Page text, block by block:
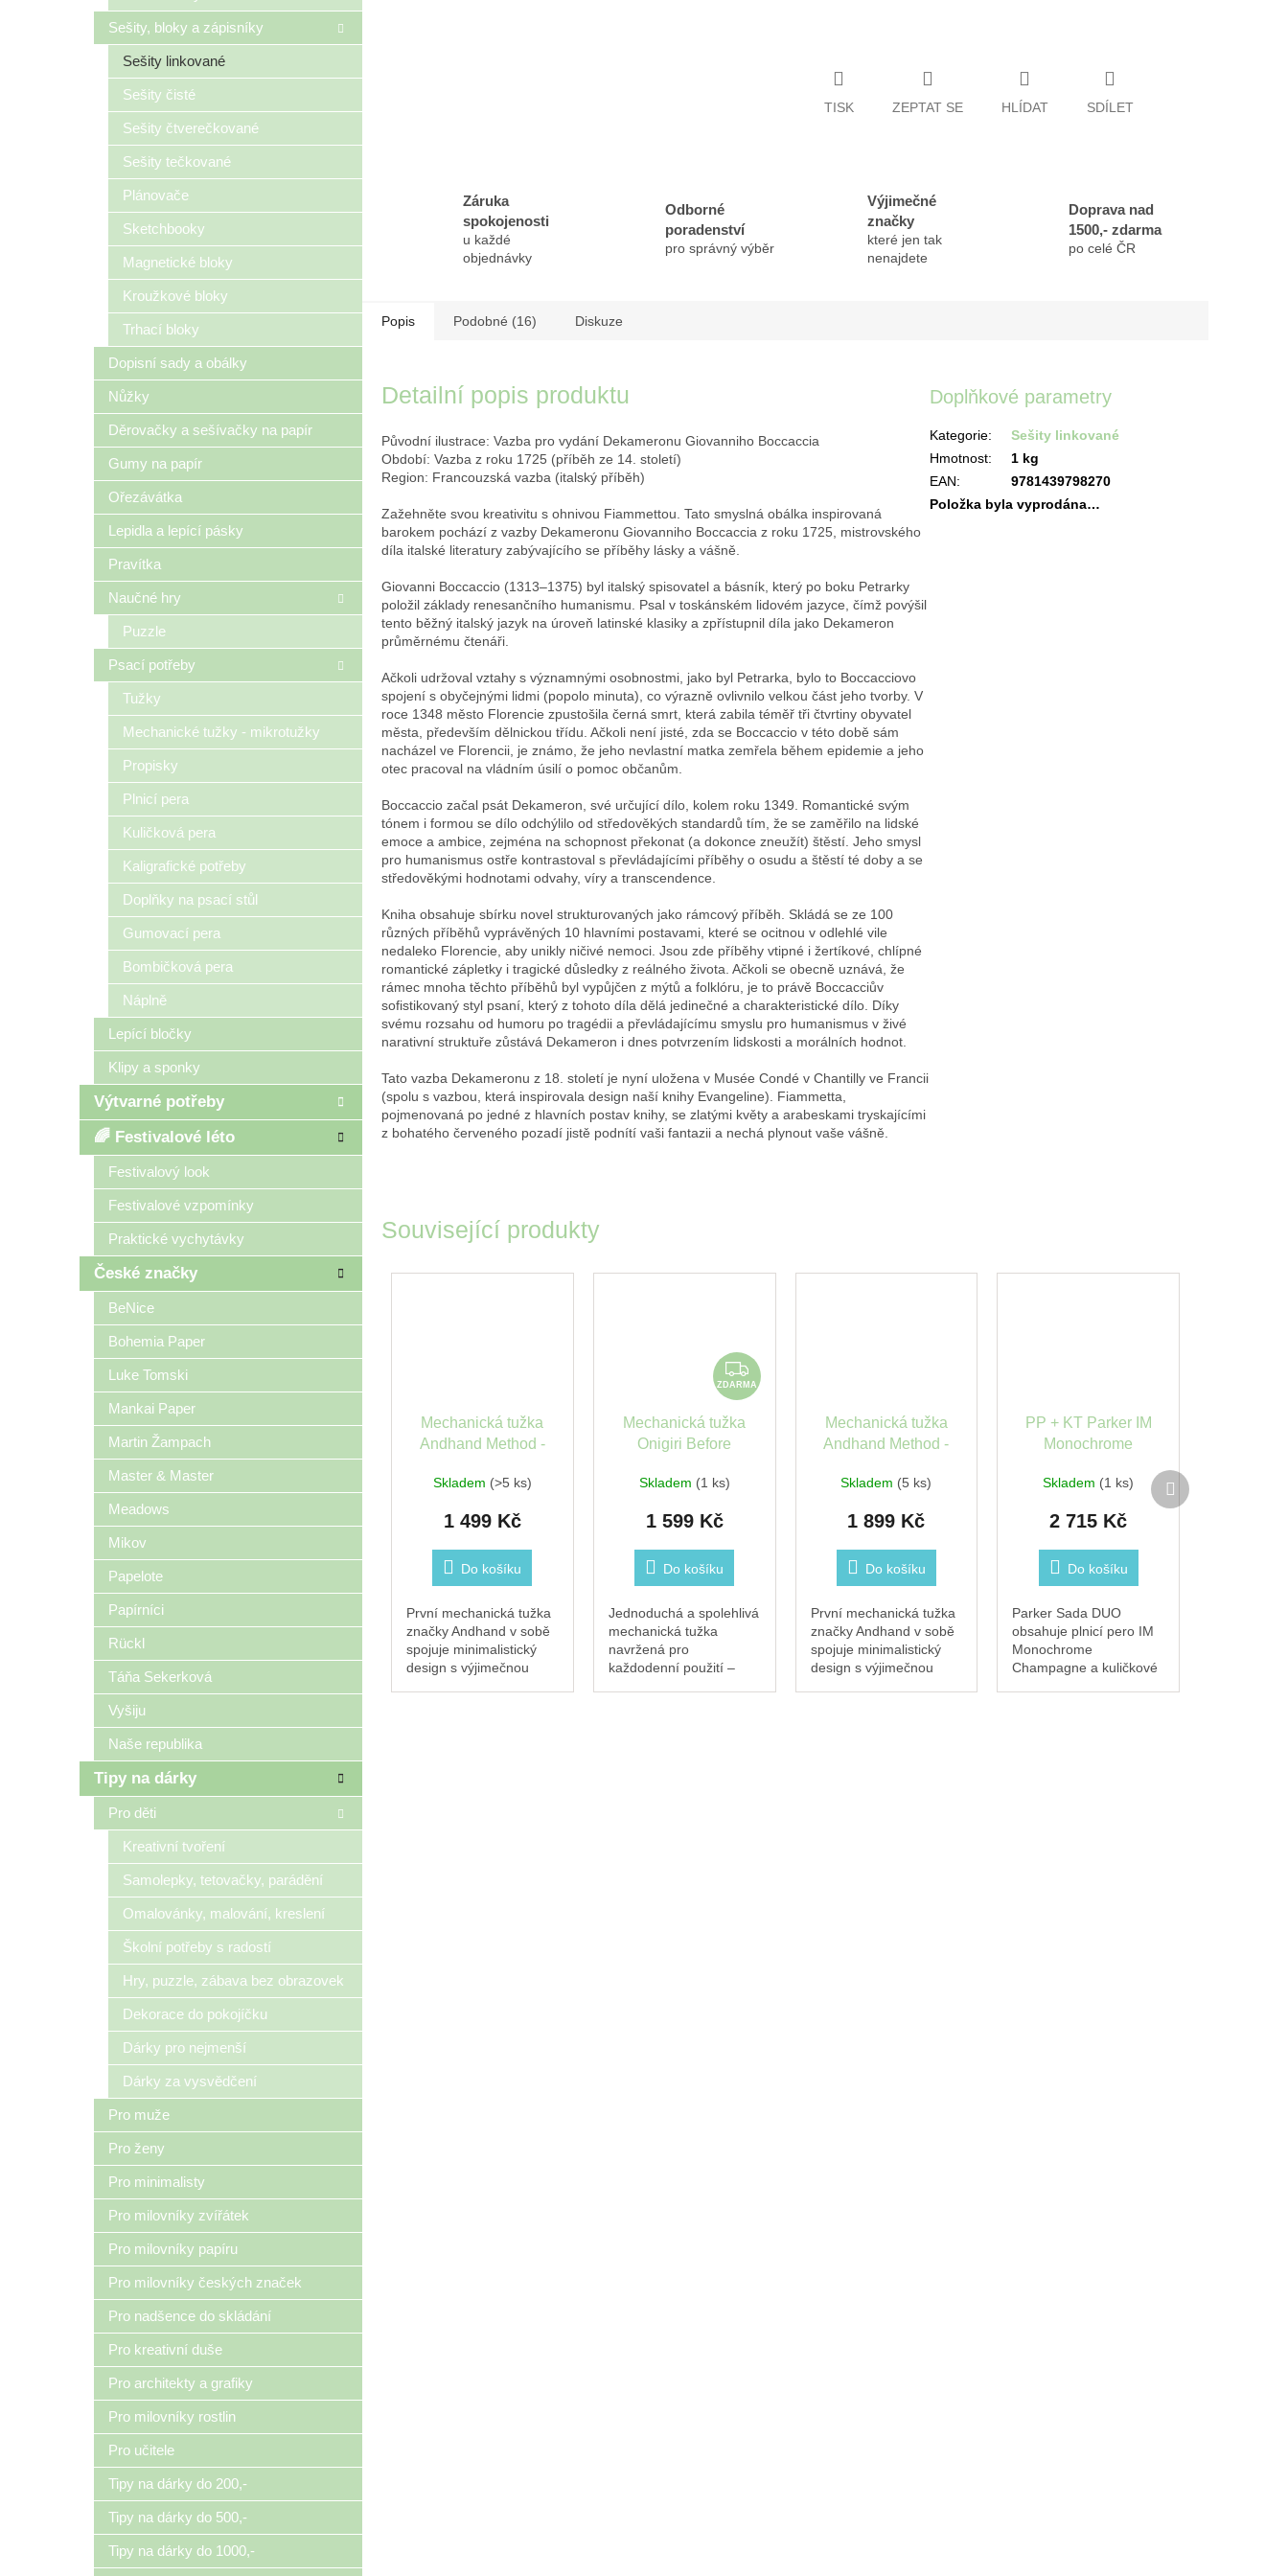
Sešity, bloky a zápisníky
Sešity linkované
Sešity čisté
Sešity čtverečkované
Sešity tečkované
Plánovače
Sketchbooky
Magnetické bloky
Kroužkové bloky
Trhací bloky
Dopisní sady a obálky
Nůžky
Děrovačky a sešívačky na papír
Gumy na papír
Ořezávátka
Lepidla a lepící pásky
Pravítka
Naučné hry
Puzzle
Psací potřeby
Tužky
Mechanické tužky - mikrotužky
Propisky
Plnicí pera
Kuličková pera
Kaligrafické potřeby
Doplňky na psací stůl
Gumovací pera
Bombičková pera
Náplně
Lepící bločky
Klipy a sponky
Výtvarné potřeby
🌈 Festivalové léto
Festivalový look
Festivalové vzpomínky
Praktické vychytávky
České značky
BeNice
Bohemia Paper
Luke Tomski
Mankai Paper
Martin Žampach
Master & Master
Meadows
Mikov
Papelote
Papírníci
Rückl
Táňa Sekerková
Vyšiju
Naše republika
Tipy na dárky
Pro děti
Kreativní tvoření
Samolepky, tetovačky, parádění
Omalovánky, malování, kreslení
Školní potřeby s radostí
Hry, puzzle, zábava bez obrazovek
Dekorace do pokojíčku
Dárky pro nejmenší
Dárky za vysvědčení
Pro muže
Pro ženy
Pro minimalisty
Pro milovníky zvířátek
Pro milovníky papíru
Pro milovníky českých značek
Pro nadšence do skládání
Pro kreativní duše
Pro architekty a grafiky
Pro milovníky rostlin
Pro učitele
Tipy na dárky do 200,-
Tipy na dárky do 500,-
Tipy na dárky do 1000,-
TISK ZEPTAT SE HLÍDAT SDÍLET
Záruka
spokojenosti
u každé
objednávky
Odborné
poradenství
pro správný výběr
Výjimečné
značky
které jen tak
nenajdete
Doprava nad
1500,- zdarma
po celé ČR
Související produkty
Mechanická tužka
Andhand Method -
Skladem (>5 ks)
1 499 Kč
Do košíku
První mechanická tužka
značky Andhand v sobě
spojuje minimalistický
design s výjimečnou
ZDARMA
ZDARMA
Mechanická tužka
Onigiri Before
Skladem (1 ks)
1 599 Kč
Do košíku
Jednoduchá a spolehlivá
mechanická tužka
navržená pro
každodenní použití –
Mechanická tužka
Andhand Method -
Skladem (5 ks)
1 899 Kč
Do košíku
První mechanická tužka
značky Andhand v sobě
spojuje minimalistický
design s výjimečnou
PP + KT Parker IM
Monochrome
box
Skladem (1 ks)
2 715 Kč
Do košíku
Parker Sada DUO
obsahuje plnicí pero IM
Monochrome
Champagne a kuličkové
Další
produkt
Popis Podobné (16) Diskuze
Detailní popis produktu
Původní ilustrace: Vazba pro vydání Dekameronu Giovanniho Boccaccia
Období: Vazba z roku 1725 (příběh ze 14. století)
Region: Francouzská vazba (italský příběh)
Zažehněte svou kreativitu s ohnivou Fiammettou. Tato smyslná obálka inspirovaná
barokem pochází z vazby Dekameronu Giovanniho Boccaccia z roku 1725, mistrovského
díla italské literatury zabývajícího se příběhy lásky a vášně.
Giovanni Boccaccio (1313–1375) byl italský spisovatel a básník, který po boku Petrarky
položil základy renesančního humanismu. Psal v toskánském lidovém jazyce, čímž povýšil
tento běžný italský jazyk na úroveň latinské klasiky a zpřístupnil díla jako Dekameron
průměrnému čtenáři.
Ačkoli udržoval vztahy s významnými osobnostmi, jako byl Petrarka, bylo to Boccacciovo
spojení s obyčejnými lidmi (popolo minuta), co výrazně ovlivnilo velkou část jeho tvorby. V
roce 1348 město Florencie zpustošila černá smrt, která zabila téměř tři čtvrtiny obyvatel
města, především dělnickou třídu. Ačkoli není jisté, zda se Boccaccio v této době sám
nacházel ve Florencii, je známo, že jeho nevlastní matka zemřela během epidemie a jeho
otec pracoval na vládním úsilí o pomoc občanům.
Boccaccio začal psát Dekameron, své určující dílo, kolem roku 1349. Romantické svým
tónem i formou se dílo odchýlilo od středověkých standardů tím, že se zaměřilo na lidské
emoce a ambice, zejména na schopnost překonat (a dokonce zneužít) štěstí. Jeho smysl
pro humanismus ostře kontrastoval s převládajícími příběhy o osudu a štěstí té doby a se
středověkými hodnotami odvahy, víry a transcendence.
Kniha obsahuje sbírku novel strukturovaných jako rámcový příběh. Skládá se ze 100
různých příběhů vyprávěných 10 hlavními postavami, které se ocitnou v odlehlé vile
nedaleko Florencie, aby unikly ničivé nemoci. Jsou zde příběhy vtipné i žertíkové, chlípné
romantické zápletky i tragické důsledky z reálného života. Ačkoli se obecně uznává, že
rámec mnoha těchto příběhů byl vypůjčen z mýtů a folklóru, je to právě Boccacciův
sofistikovaný styl psaní, který z tohoto díla dělá jedinečné a charakteristické dílo. Díky
svému rozsahu od humoru po tragédii a převládajícímu smyslu pro humanismus v živé
narativní struktuře zůstává Dekameron i dnes potvrzením lidskosti a morálních hodnot.
Tato vazba Dekameronu z 18. století je nyní uložena v Musée Condé v Chantilly ve Francii
(spolu s vazbou, která inspirovala design naší knihy Evangeline). Fiammetta,
pojmenovaná po jedné z hlavních postav knihy, se zlatými květy a arabeskami tryskajícími
z bohatého červeného pozadí jistě podnítí vaši fantazii a nechá plynout vaše vášně.
Doplňkové parametry
Kategorie:
Sešity linkované
Hmotnost:
1 kg
EAN:
9781439798270
Položka byla vyprodána…